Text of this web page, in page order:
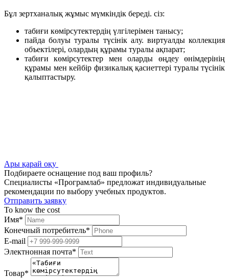
Бұл зертханалық жұмыс мүмкіндік береді. сіз:
табиғи көмірсутектердің үлгілерімен танысу;
пайда болуы туралы түсінік алу. виртуалды коллекция
объектілері, олардың құрамы туралы ақпарат;
табиғи көмірсутектер мен оларды өңдеу өнімдерінің
құрамы мен кейбір физикалық қасиеттері туралы түсінік
қалыптастыру.
Ары қарай оқу
Подбираете оснащение под ваш профиль?
Специалисты «Програмлаб» предложат индивидуальные
рекомендации по выбору учебных продуктов.
Отправить заявку
To know the cost
Имя*
Конечный потребитель*
E-mail
Электнонная почта*
Товар*